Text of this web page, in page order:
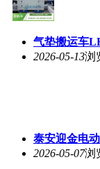
气垫搬运车
2026-05-13浏
泰安迎金电
2026-05-07浏